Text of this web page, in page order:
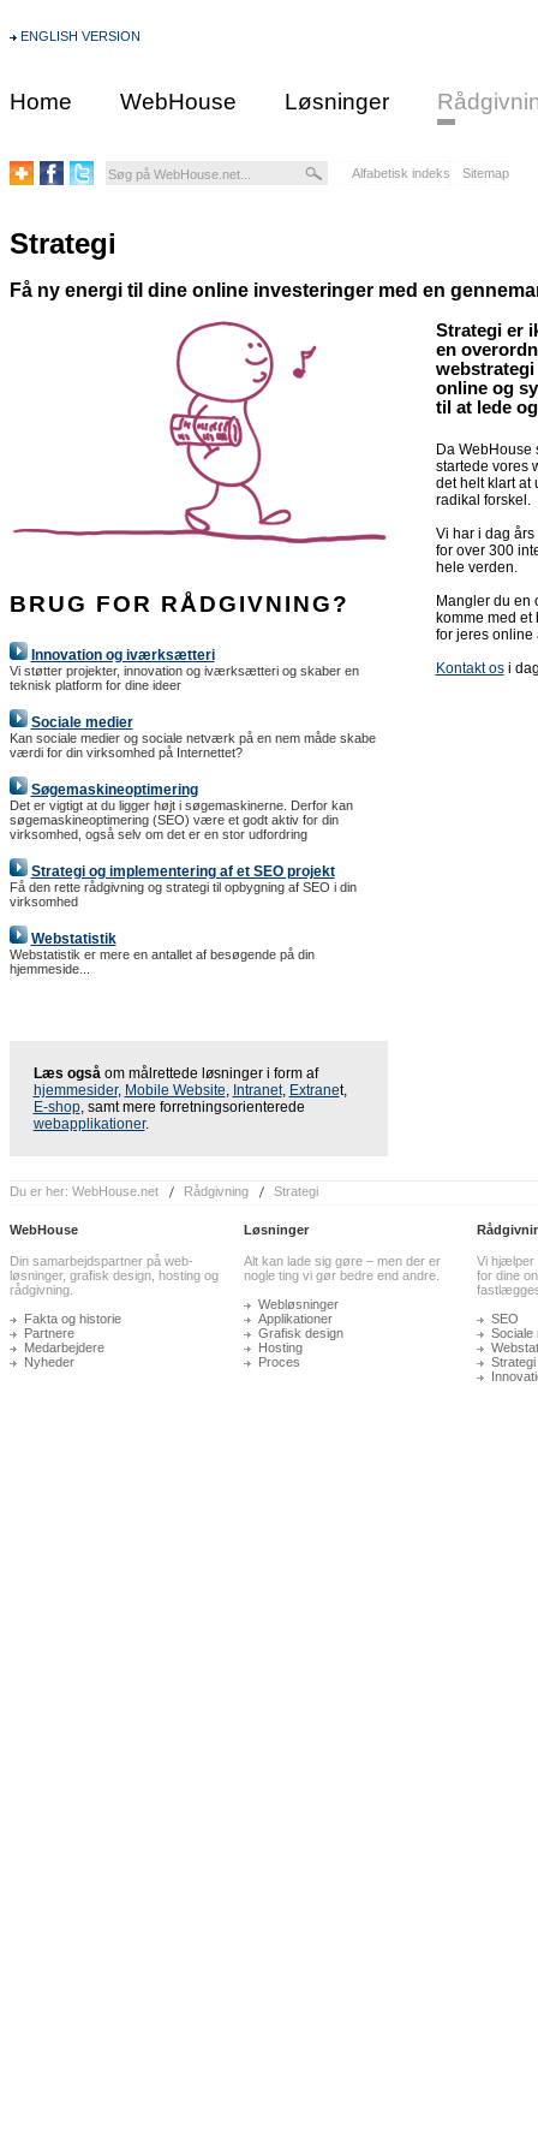
ENGLISH VERSION
Home WebHouse Løsninger
Alfabetisk indeks Sitemap
Strategi
Få ny energi til dine online investeringer med en
BRUG FOR RÅDGIVNING?
Innovation og iværksætteri
Vi støtter projekter, innovation og iværksætteri og skaber en
teknisk platform for dine ideer
Sociale medier
Kan sociale medier og sociale netværk på en nem måde skabe
værdi for din virksomhed på Internettet?
Søgemaskineoptimering
Det er vigtigt at du ligger højt i søgemaskinerne. Derfor kan
søgemaskineoptimering (SEO) være et godt aktiv for din
virksomhed, også selv om det er en stor udfordring
Strategi og implementering af et SEO projekt
Få den rette rådgivning og strategi til opbygning af SEO i din
virksomhed
Webstatistik
Webstatistik er mere en antallet af besøgende på din
hjemmeside...
Læs ogsåom målrettede løsninger i form af
hjemmesider, Mobile Website, Intranet, Extranet,
E-shop, samt mere forretningsorienterede
webapplikationer.
Strategi er
en
webstrategi
online og
til at lede
Da WebHouse
startede vores
det helt klart at
radikal forskel.
Vi har i dag
for over 300
hele verden.
Mangler du en
komme med et
for jeres online
Kontakt osi
Du er her: WebHouse.net Rådgivning Strategi
WebHouse
Din samarbejdspartner på web-
løsninger, grafisk design, hosting og
rådgivning.
Fakta og historie
Partnere
Medarbejdere
Nyheder
Løsninger
Alt kan lade sig gøre – men der er
nogle ting vi gør bedre end andre.
Webløsninger
Applikationer
Grafisk design
Hosting
Proces
Vi hjælper
for dine
SEO
Sociale
Strategi